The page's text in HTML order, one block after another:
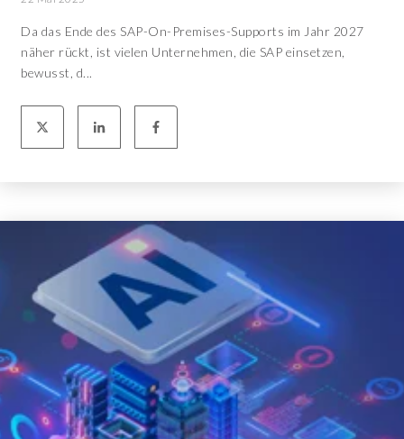
Da das Ende des SAP-On-Premises-Supports im Jahr 2027
näher rückt, ist vielen Unternehmen, die SAP einsetzen,
bewusst, d...